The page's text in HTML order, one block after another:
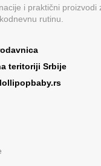
i praktični proizvodi
rutinu.
teritoriji Srbije